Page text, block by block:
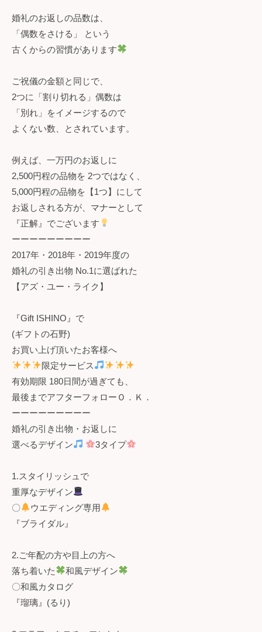
婚礼のお返しの品数は、
「偶数をさける」 という
古くからの習慣があります
ご祝儀の金額と同じで、
2つに「割り切れる」偶数は
「別れ」をイメージするので
よくない数、とされています。
例えば、一万円のお返しに
2,500円程の品物を 2つではなく、
5,000円程の品物を【1つ】にして
お返しされる方が、マナーとして
『正解』でございます
ーーーーーーーーー
2017年・2018年・2019年度の
婚礼の引き出物 No.1に選ばれた
【アズ・ユー・ライク】
『Gift ISHINO』で
(ギフトの石野)
お買い上げ頂いたお客様へ
限定サービス
有効期限 180日間が過ぎても、
最後までアフターフォローＯ．Ｋ．
ーーーーーーーーー
婚礼の引き出物・お返しに
選べるデザイン
3タイプ
1.スタイリッシュで
重厚なデザイン
〇
ウエディング専用
『ブライダル』
2.ご年配の方や目上の方へ
落ち着いた
和風デザイン
〇和風カタログ
『瑠璃』(るり)